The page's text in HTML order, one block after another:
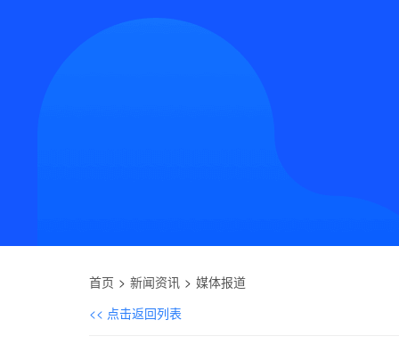
首页 新闻资讯
媒体报道
<< 点击返回列表